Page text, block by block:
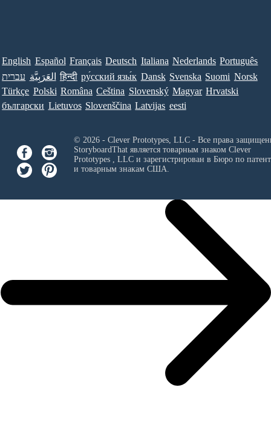
English Español Français Deutsch Italiana Nederlands Português
עברית العَرَبِيَّة हिन्दी ру́сский язы́к Dansk Svenska Suomi Norsk
Türkçe Polski Româna Ceština Slovenský Magyar Hrvatski
български Lietuvos Slovenščina Latvijas eesti
© 2026 - Clever Prototypes, LLC - Все права
StoryboardThat является товарным знаком Clever
Prototypes , LLCи зарегистрирован в Бюро по
и товарным знакам США.